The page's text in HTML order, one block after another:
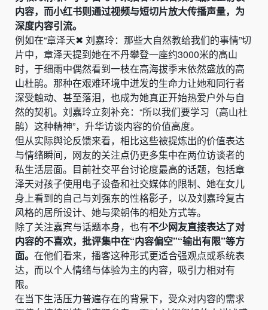
内容，而小红书则通过视频与短切片放大传播声量，为
深度内容引流。
例如在“章泽天✖ 刘嘉玲：那些大自然教给我们的事情”切
片中，章泽天提到她在不丹攀登一座约3000米的高山
时，于细雨中偶然看到一枝在高海拔季末依然盛放的高
山杜鹃。那种在艰难环境中迸发的生命力让她和同行者
深受触动、甚至落泪，也成为她真正开始热爱户外与自
然的契机。刘嘉玲立刻补充：“所以我们要学习（高山杜
鹃）这种精神”，升华访谈内容的价值高度。
但从实际舆论反馈来看，相比这些被提炼出的价值表达
与情绪瞬间，网友的关注点仍更多集中在两位访谈者的
私生活层面。目前社交平台讨论度最高的话题，包括章
泽天对孩子使用电子设备和社交媒体的限制、她在女儿
身上看到的自己与刘强东的性格影子，以及刘嘉玲复古
风格的居所设计、她与梁朝伟的相处方式等。
除了关注嘉宾与话题本身，也有不少网友直接表达了对
内容的不喜欢，批评集中在“内容偏空”“输出有限”等方
面。 在他们看来，播客这种形式更适合强观点或系统表
达，而以个人情绪与体验为主的内容，吸引力相对有
限。
在当下生活压力普遍存在的背景下，受众对内容的需求